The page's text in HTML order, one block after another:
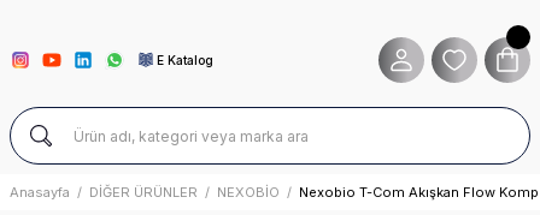
E Katalog
Anasayfa DİĞER ÜRÜNLER NEXOBİO Nexobio T-Com Akışkan Flow